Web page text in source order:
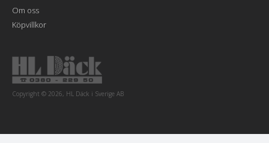
Om oss
Köpvillkor
Copyright © 2026, HL Däck i Sverige AB